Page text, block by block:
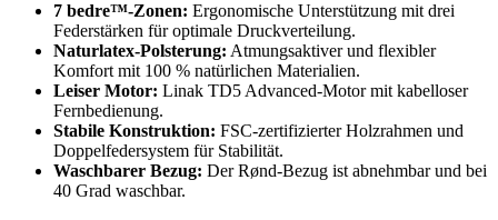
7 bedre™-Zonen: Ergonomische Unterstützung mit drei
Federstärken für optimale Druckverteilung.
Naturlatex-Polsterung: Atmungsaktiver und flexibler
Komfort mit 100 % natürlichen Materialien.
Leiser Motor: Linak TD5 Advanced-Motor mit kabelloser
Fernbedienung.
Stabile Konstruktion: FSC-zertifizierter Holzrahmen und
Doppelfedersystem für Stabilität.
Waschbarer Bezug: Der Rønd-Bezug ist abnehmbar und bei
40 Grad waschbar.